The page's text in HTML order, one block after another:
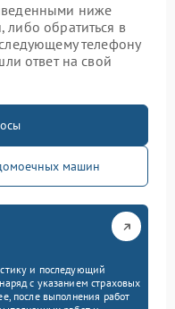
ниже
обратиться в
телефону
ответ на свой
машин
и последующий
с указанием страховых
после выполнения работ